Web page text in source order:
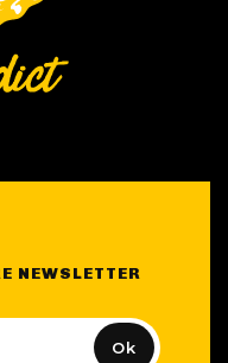
Composer
NEWSLETTER